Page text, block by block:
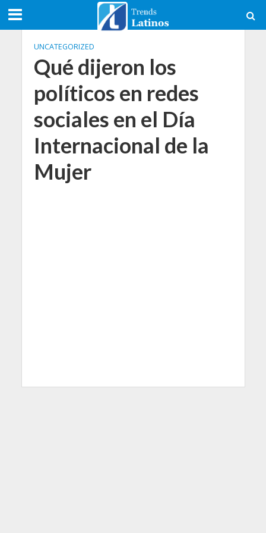
UNCATEGORIZED
Qué dijeron los
políticos en redes
sociales en el Día
Internacional de la
Mujer